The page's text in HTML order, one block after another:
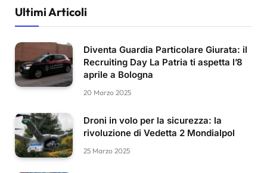
Ultimi Articoli
Diventa Guardia Particolare Giurata: il
Recruiting Day La Patria ti aspetta l’8
aprile a Bologna
20 Marzo 2025
Droni in volo per la sicurezza: la
rivoluzione di Vedetta 2 Mondialpol
25 Marzo 2025